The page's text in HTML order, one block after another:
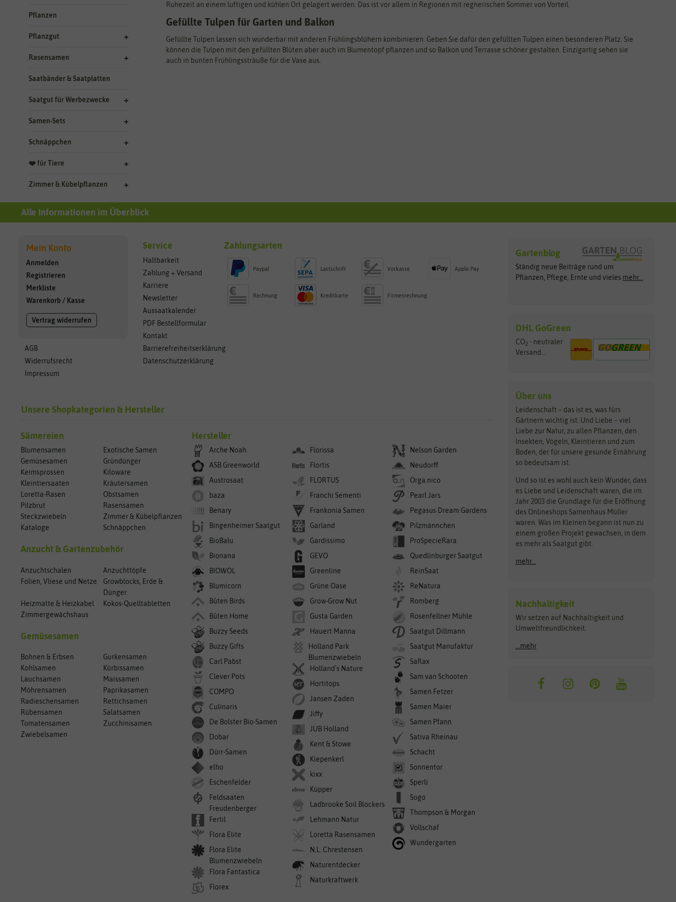
Pflanzen
Pflanzgut
Rasensamen
Saatbänder & Saatplatten
Saatgut für Werbezwecke
Samen-Sets
Schnäppchen
❤️ für Tiere
Zimmer & Kübelpflanzen
Ruhezeit an einem luftigen und kühlen Ort gelagert werden. Das ist vor allem in Regionen mit regnerischen Sommer von Vorteil.
Gefüllte Tulpen für Garten und Balkon
Gefüllte Tulpen lassen sich wunderbar mit anderen Frühlingsblühern kombinieren. Geben Sie dafür den gefüllten Tulpen einen besonderen Platz. Sie
können die Tulpen mit den gefüllten Blüten aber auch im Blumentopf pflanzen und so Balkon und Terrasse schöner gestalten. Einzigartig sehen sie
auch in bunten Frühlingssträuße für die Vase aus.
Alle Informationen im Überblick
Mein Konto
Anmelden
Registrieren
Merkliste
Warenkorb / Kasse
Vertrag widerrufen
AGB
Widerrufsrecht
Impressum
Service
Haltbarkeit
Zahlung + Versand
Karriere
Newsletter
Aussaatkalender
PDF Bestellformular
Kontakt
Barrierefreiheitserklärung
Datenschutzerklärung
Zahlungsarten
Paypal Lastschrift Vorkasse Apple Pay
Rechnung Kreditkarte Firmenrechnung
Unsere Shopkategorien & Hersteller
Sämereien
Blumensamen
Exotische Samen
Gemüsesamen
Gründünger
Keimsprossen
Kiloware
Kleintiersaaten
Kräutersamen
Loretta-Rasen
Obstsamen
Pilzbrut
Rasensamen
Steckzwiebeln
Zimmer & Kübelpflanzen
Kataloge
Schnäppchen
Anzucht & Gartenzubehör
Anzuchtschalen
Anzuchttöpfe
Folien, Vliese und Netze
Growblocks, Erde &
Dünger
Heizmatte & Heizkabel
Kokos-Quelltabletten
Zimmergewächshaus
Gemüsesamen
Bohnen & Erbsen
Gurkensamen
Kohlsamen
Kürbissamen
Lauchsamen
Maissamen
Möhrensamen
Paprikasamen
Radieschensamen
Rettichsamen
Rübensamen
Salatsamen
Tomatensamen
Zucchinisamen
Zwiebelsamen
Hersteller
Arche Noah
ASB Greenworld
Austrosaat
baza
Benary
Bingenheimer Saatgut
BioBalu
Bionana
BIOWOL
Blumicorn
Bûten Birds
Bûten Home
Buzzy Seeds
Buzzy Gifts
Carl Pabst
Clever Pots
COMPO
Culinaris
De Bolster Bio-Samen
Dobar
Dürr-Samen
elho
Eschenfelder
Feldsaaten
Freudenberger
Fertil
Flora Elite
Flora Elite
Blumenzwiebeln
Flora Fantastica
Florex
Florissa
Flortis
FLORTUS
Franchi Sementi
Frankonia Samen
Garland
Gardissimo
GEVO
Greenline
Grüne Oase
Grow-Grow Nut
Gusta Garden
Hauert Manna
Holland Park
Blumenzwiebeln
Holland's Nature
Hortitops
Jansen Zaden
Jiffy
JUB Holland
Kent & Stowe
Kiepenkerl
kixx
Küpper
Ladbrooke Soil Blockers
Lehmann Natur
Loretta Rasensamen
N.L. Chrestensen
Naturentdecker
Naturkraftwerk
Nelson Garden
Neudorff
Orga.nico
Pearl Jars
Pegasus Dream Gardens
Pilzmännchen
ProSpecieRara
Quedlinburger Saatgut
ReinSaat
ReNatura
Romberg
Rosenfellner Mühle
Saatgut Dillmann
Saatgut Manufaktur
Saflax
Sam van Schooten
Samen Fetzer
Samen Maier
Samen Pfann
Sativa Rheinau
Schacht
Sonnentor
Sperli
Sogo
Thompson & Morgan
Vollschaf
Wundergarten
Gartenblog
Ständig neue Beiträge rund um
Pflanzen, Pflege, Ernte und vieles mehr...
DHL GoGreen
CO2 - neutraler
Versand...
Über uns
Leidenschaft – das ist es, was fürs
Gärtnern wichtig ist. Und Liebe – viel
Liebe zur Natur, zu allen Pflanzen, den
Insekten, Vögeln, Kleintieren und zum
Boden, der für unsere gesunde Ernährung
so bedeutsam ist.
Und so ist es wohl auch kein Wunder, dass
es Liebe und Leidenschaft waren, die im
Jahr 2003 die Grundlage für die Eröffnung
des Onlineshops Samenhaus Müller
waren. Was im Kleinen begann ist nun zu
einem großen Projekt gewachsen, in dem
es mehr als Saatgut gibt.
mehr...
Nachhaltigkeit
Wir setzen auf Nachhaltigkeit und
Umweltfreundlichkeit.
...mehr